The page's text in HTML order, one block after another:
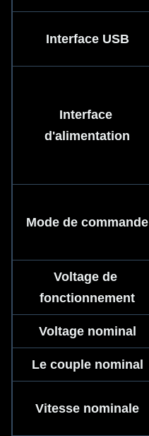
Interface USB
Interface
d'alimentation
Mode de commande
Voltage de
fonctionnement
Voltage nominal
Le couple nominal
Vitesse nominale